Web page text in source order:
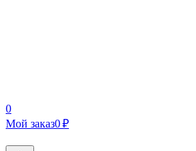
0
Мой заказ0 ₽